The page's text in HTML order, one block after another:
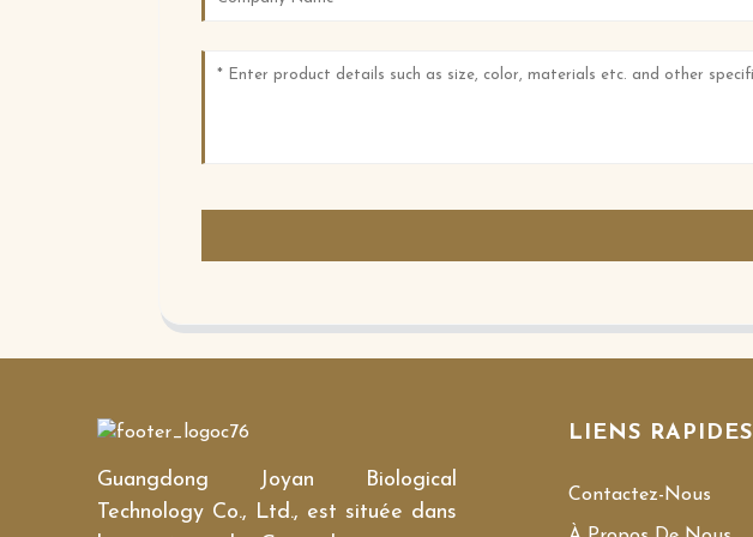
Guangdong Joyan Biological
Technology Co., Ltd., est située dans
LIENS RAPIDES
Contactez-Nous